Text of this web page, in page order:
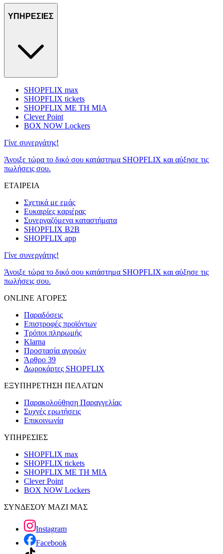
ΥΠΗΡΕΣΙΕΣ
SHOPFLIX max
SHOPFLIX tickets
SHOPFLIX ΜΕ ΤΗ ΜΙΑ
Clever Point
BOX NOW Lockers
Γίνε συνεργάτης!
Άνοιξε τώρα το δικό σου κατάστημα SHOPFLIX και αύξησε τις
πωλήσεις σου.
ΕΤΑΙΡΕΙΑ
Σχετικά με εμάς
Ευκαιρίες καριέρας
Συνεργαζόμενα καταστήματα
SHOPFLIX B2B
SHOPFLIX app
Γίνε συνεργάτης!
Άνοιξε τώρα το δικό σου κατάστημα SHOPFLIX και αύξησε τις
πωλήσεις σου.
ONLINE ΑΓΟΡΕΣ
Παραδόσεις
Επιστροφές προϊόντων
Τρόποι πληρωμής
Klarna
Προστασία αγορών
Άρθρο 39
Δωροκάρτες SHOPFLIX
ΕΞΥΠΗΡΕΤΗΣΗ ΠΕΛΑΤΩΝ
Παρακολούθηση Παραγγελίας
Συχνές ερωτήσεις
Επικοινωνία
ΥΠΗΡΕΣΙΕΣ
SHOPFLIX max
SHOPFLIX tickets
SHOPFLIX ΜΕ ΤΗ ΜΙΑ
Clever Point
BOX NOW Lockers
ΣΥΝΔΕΣΟΥ ΜΑΖΙ ΜΑΣ
Instagram
Facebook